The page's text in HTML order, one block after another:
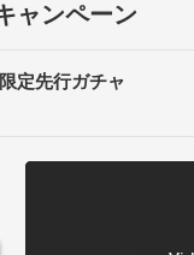
ャンペーン
定先行ガチャ